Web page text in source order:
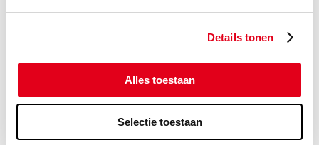
Details tonen
Alles toestaan
Selectie toestaan
Ket.w. 1/2" Duplex Taperlock
Stuks